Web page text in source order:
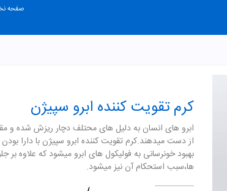
صفحه
کرم تقویت کننده ابرو سپیژن
ابرو های انسان به دلیل های محتلف دچار ریزش شده و
از دست میدهند.کرم تقویت کننده ابرو سپیژن با دارا
بهبود خونرسانی به فولیکول های ابرو میشود که علاوه بر
ها،سبب استحکام آن نیز میشود.